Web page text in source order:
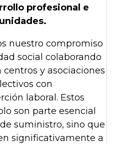
profesional e
nuestro compromiso
social colaborando
y asociaciones
con
laboral. Estos
son parte esencial
suministro, sino que
significativamente a